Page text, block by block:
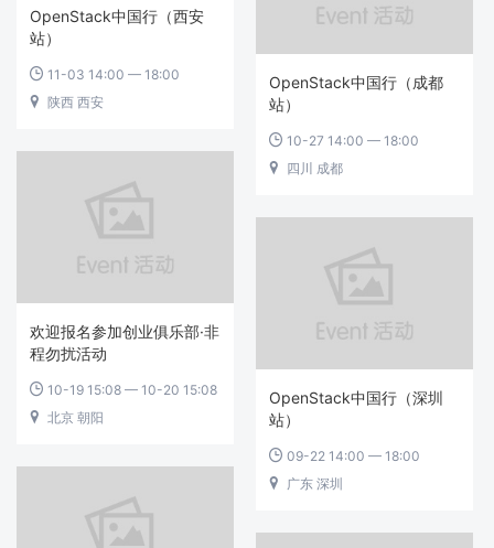
OpenStack中国行（西安
站）
 11-03 14:00 — 18:00
 陕西 西安
OpenStack中国行（成都
站）
 10-27 14:00 — 18:00
 四川 成都
欢迎报名参加创业俱乐部·非
程勿扰活动
 10-19 15:08 — 10-20 15:08
 北京 朝阳
OpenStack中国行（深圳
站）
 09-22 14:00 — 18:00
 广东 深圳